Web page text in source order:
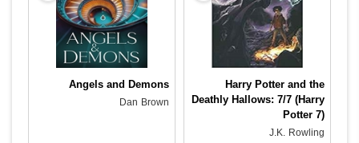
Harry Potter and the
Deathly Hallows: 7/7 (Harry
Potter 7)
J.K. Rowling
Angels and Demons
Dan Brown